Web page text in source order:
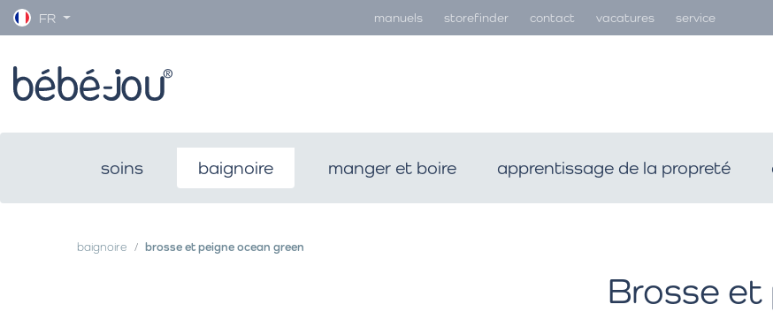
FR manuels storefinder contact vacatures service
soins baignoire manger et boire apprentissage de la propreté
baignoire brosse et peigne ocean green
Brosse et